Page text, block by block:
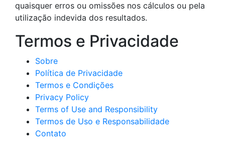
quaisquer erros ou omissões nos cálculos ou pela
utilização indevida dos resultados.
Termos e Privacidade
Sobre
Política de Privacidade
Termos e Condições
Privacy Policy
Terms of Use and Responsibility
Termos de Uso e Responsabilidade
Contato